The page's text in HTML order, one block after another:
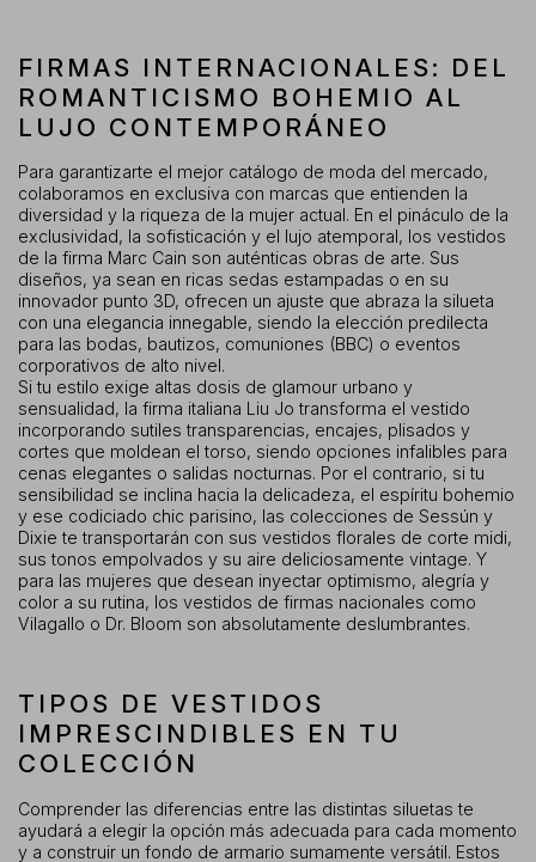
FIRMAS INTERNACIONALES: DEL
ROMANTICISMO BOHEMIO AL
LUJO CONTEMPORÁNEO
Para garantizarte el mejor catálogo de moda del mercado,
colaboramos en exclusiva con marcas que entienden la
diversidad y la riqueza de la mujer actual. En el pináculo de la
exclusividad, la sofisticación y el lujo atemporal, los vestidos
de la firma Marc Cain son auténticas obras de arte. Sus
diseños, ya sean en ricas sedas estampadas o en su
innovador punto 3D, ofrecen un ajuste que abraza la silueta
con una elegancia innegable, siendo la elección predilecta
para las bodas, bautizos, comuniones (BBC) o eventos
corporativos de alto nivel.
Si tu estilo exige altas dosis de glamour urbano y
sensualidad, la firma italiana Liu Jo transforma el vestido
incorporando sutiles transparencias, encajes, plisados y
cortes que moldean el torso, siendo opciones infalibles para
cenas elegantes o salidas nocturnas. Por el contrario, si tu
sensibilidad se inclina hacia la delicadeza, el espíritu bohemio
y ese codiciado chic parisino, las colecciones de Sessún y
Dixie te transportarán con sus vestidos florales de corte midi,
sus tonos empolvados y su aire deliciosamente vintage. Y
para las mujeres que desean inyectar optimismo, alegría y
color a su rutina, los vestidos de firmas nacionales como
Vilagallo o Dr. Bloom son absolutamente deslumbrantes.
TIPOS DE VESTIDOS
IMPRESCINDIBLES EN TU
COLECCIÓN
Comprender las diferencias entre las distintas siluetas te
ayudará a elegir la opción más adecuada para cada momento
y a construir un fondo de armario sumamente versátil. Estos